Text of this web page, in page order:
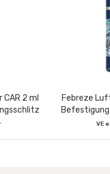
2 ml
Febreze
Teak
VE